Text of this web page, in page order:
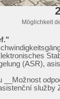
Möglichkeit
(ASR),
dálkových
__Možnost
let nebo 150 000 km ​+